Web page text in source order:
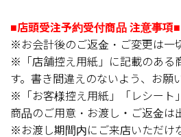
■店頭受注予約受付商品 注意事項■
※お会計後のご返金・ご変更は一
※「店舗控え用紙」に記載のある
す。書き間違えのないよう、お願
※「お客様控え用紙」「レシート
商品のご用意・お渡し・ご返金は
※お渡し期間内にご来店いただけ